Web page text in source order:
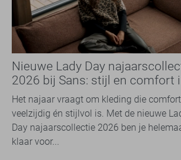
Nieuwe Lady Day
2026 bij Sans: stijl en comfort
travelkwaliteit
Het najaar vraagt om kleding die
veelzijdig én stijlvol is. Met de nieuwe
Day najaarscollectie 2026 ben je
klaar voor...